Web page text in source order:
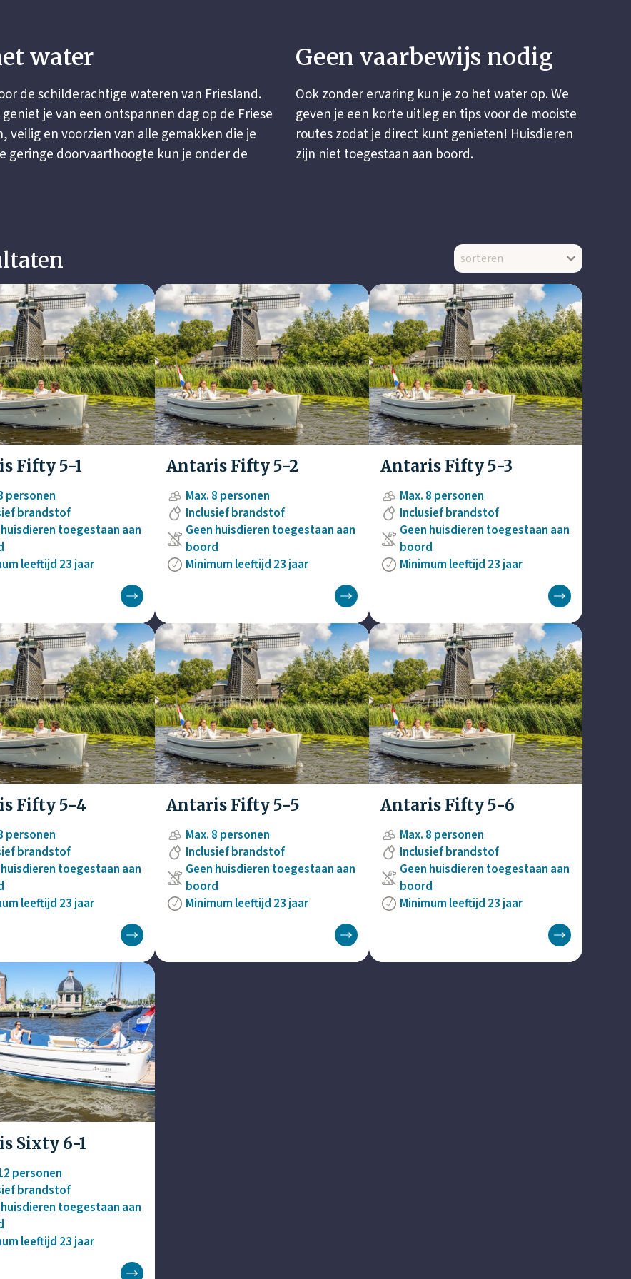
water
de schilderachtige wateren van Friesland.
je van een ontspannen dag op de Friese
veilig en voorzien van alle gemakken die je
geringe doorvaarthoogte kun je onder de
Geen vaarbewijs nodig
Ook zonder ervaring kun je zo het water op. We
geven je een korte uitleg en tips voor de mooiste
routes zodat je direct kunt genieten! Huisdieren
zijn niet toegestaan aan boord.
Fifty 5-1
personen
brandstof
huisdieren toegestaan aan
leeftijd 23 jaar
Antaris Fifty 5-2
Max. 8 personen
Inclusief brandstof
Geen huisdieren toegestaan aan
boord
Minimum leeftijd 23 jaar
Antaris Fifty 5-3
Max. 8 personen
Inclusief brandstof
Geen huisdieren toegestaan aan
boord
Minimum leeftijd 23 jaar
Fifty 5-4
personen
brandstof
huisdieren toegestaan aan
leeftijd 23 jaar
Antaris Fifty 5-5
Max. 8 personen
Inclusief brandstof
Geen huisdieren toegestaan aan
boord
Minimum leeftijd 23 jaar
Antaris Fifty 5-6
Max. 8 personen
Inclusief brandstof
Geen huisdieren toegestaan aan
boord
Minimum leeftijd 23 jaar
Sixty 6-1
personen
brandstof
huisdieren toegestaan aan
leeftijd 23 jaar